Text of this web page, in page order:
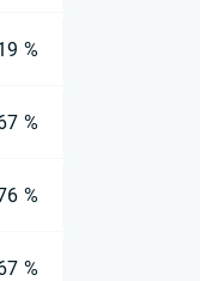
%
%
%
%